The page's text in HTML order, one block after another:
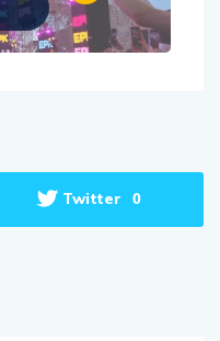
Twitter 0